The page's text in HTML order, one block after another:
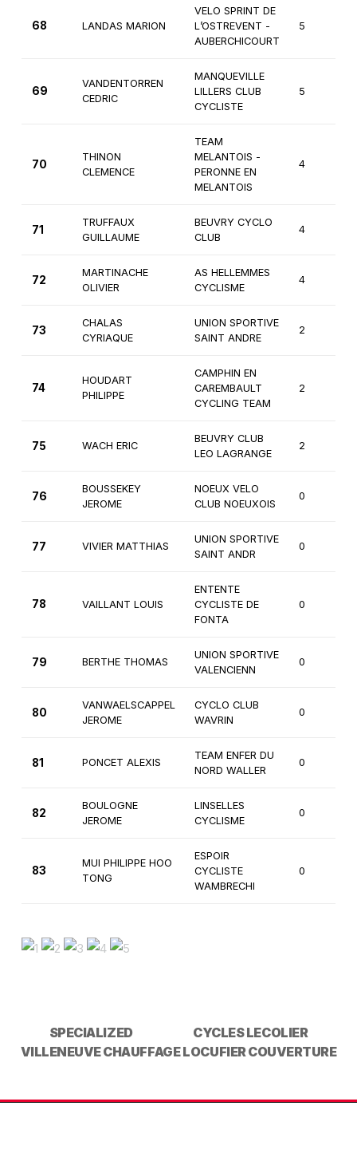
68 LANDAS MARION
VELO SPRINT DE
L’OSTREVENT -
AUBERCHICOURT
5
69
VANDENTORREN
CEDRIC
MANQUEVILLE
LILLERS CLUB
CYCLISTE
5
70
THINON
CLEMENCE
TEAM
MELANTOIS -
PERONNE EN
MELANTOIS
4
71
TRUFFAUX
GUILLAUME
BEUVRY CYCLO
CLUB
4
72
MARTINACHE
OLIVIER
AS HELLEMMES
CYCLISME
4
73
CHALAS
CYRIAQUE
UNION SPORTIVE
SAINT ANDRE
2
74
HOUDART
PHILIPPE
CAMPHIN EN
CAREMBAULT
CYCLING TEAM
2
75 WACH ERIC
BEUVRY CLUB
LEO LAGRANGE
2
76
BOUSSEKEY
JEROME
NOEUX VELO
CLUB NOEUXOIS
0
77 VIVIER MATTHIAS
UNION SPORTIVE
SAINT ANDR
0
78 VAILLANT LOUIS
ENTENTE
CYCLISTE DE
FONTA
0
79 BERTHE THOMAS
UNION SPORTIVE
VALENCIENN
0
80
VANWAELSCAPPEL
JEROME
CYCLO CLUB
WAVRIN
0
81 PONCET ALEXIS
TEAM ENFER DU
NORD WALLER
0
82
BOULOGNE
JEROME
LINSELLES
CYCLISME
0
83
MUI PHILIPPE HOO
TONG
ESPOIR
CYCLISTE
WAMBRECHI
0
SPECIALIZED
CYCLES LECOLIER
VILLENEUVE CHAUFFAGELOCUFIER COUVERTURE